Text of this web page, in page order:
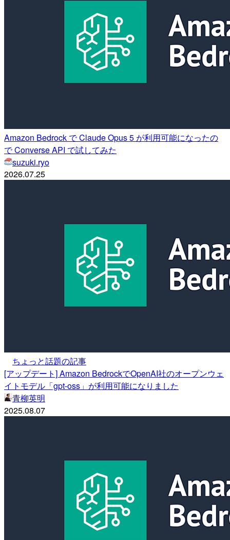
Amazon Bedrock で Claude Opus 5 が利用可能になったの
で Converse API で試してみた
suzuki.ryo
2026.07.25
ちょっと話題の記事
[アップデート] Amazon BedrockでOpenAI社のオープンウェ
イトモデル「gpt-oss」が利用可能になりました
青柳英明
2025.08.07